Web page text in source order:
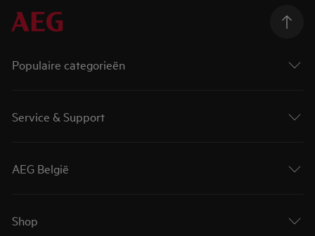
Populaire categorieën
Service & Support
AEG België
Shop